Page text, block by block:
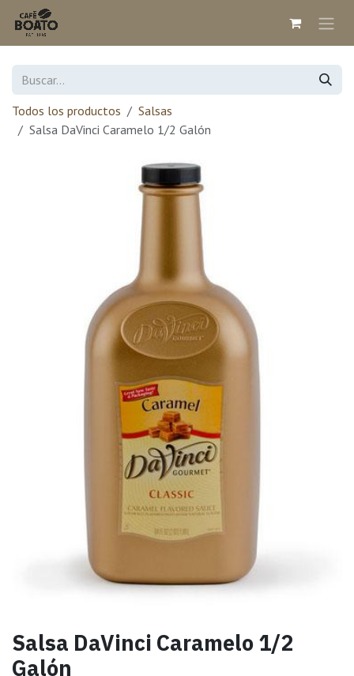
Ir al contenido
Todos los productos
Salsas
Salsa DaVinci Caramelo 1/2 Galón
Salsa DaVinci Caramelo 1/2
Galón